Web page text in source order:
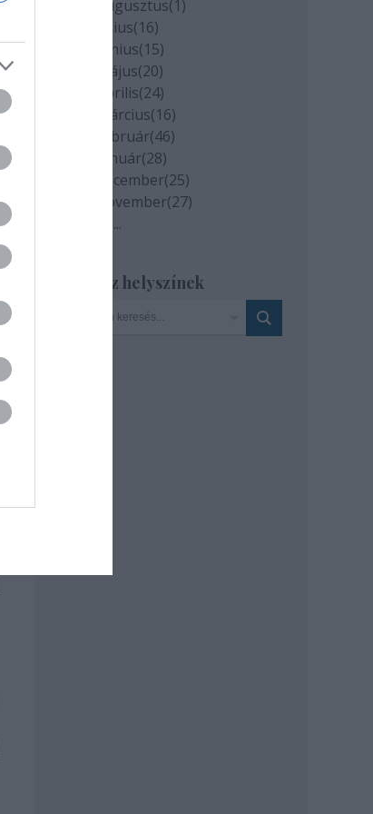
2020 augusztus(1)
2020 július(16)
2020 június(15)
2020 május(20)
2020 április(24)
2020 március(16)
2020 február(46)
2020 január(28)
2019 december(25)
2019 november(27)
...
Szinház helyszínek